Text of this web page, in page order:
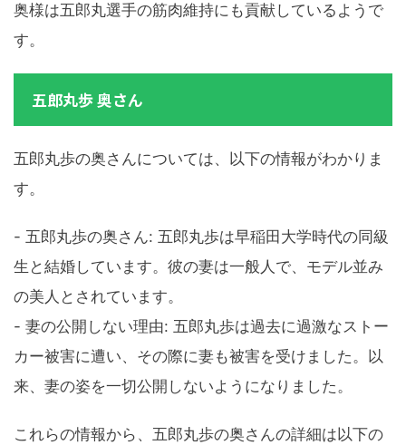
奥様は五郎丸選手の筋肉維持にも貢献しているようで
す。
五郎丸歩 奥さん
五郎丸歩の奥さんについては、以下の情報がわかりま
す。
- 五郎丸歩の奥さん: 五郎丸歩は早稲田大学時代の同級
生と結婚しています。彼の妻は一般人で、モデル並み
の美人とされています。
- 妻の公開しない理由: 五郎丸歩は過去に過激なストー
カー被害に遭い、その際に妻も被害を受けました。以
来、妻の姿を一切公開しないようになりました。
これらの情報から、五郎丸歩の奥さんの詳細は以下の